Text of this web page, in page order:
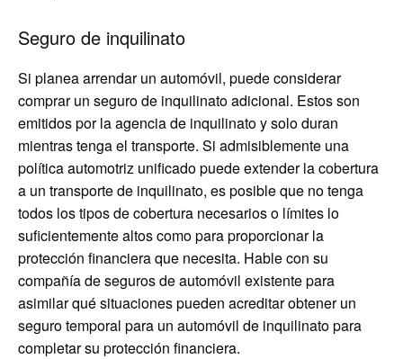
Seguro de inquilinato
Si planea arrendar un automóvil, puede considerar
comprar un seguro de inquilinato adicional. Estos son
emitidos por la agencia de inquilinato y solo duran
mientras tenga el transporte. Si admisiblemente una
política automotriz unificado puede extender la cobertura
a un transporte de inquilinato, es posible que no tenga
todos los tipos de cobertura necesarios o límites lo
suficientemente altos como para proporcionar la
protección financiera que necesita. Hable con su
compañía de seguros de automóvil existente para
asimilar qué situaciones pueden acreditar obtener un
seguro temporal para un automóvil de inquilinato para
completar su protección financiera.